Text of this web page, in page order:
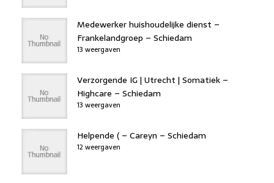
Medewerker huishoudelijke dienst –
Frankelandgroep – Schiedam
13 weergaven
Verzorgende IG | Utrecht | Somatiek –
Highcare – Schiedam
13 weergaven
Helpende ( – Careyn – Schiedam
12 weergaven